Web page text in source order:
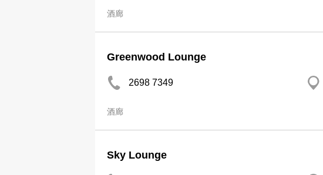
酒廊
Greenwood Lounge
2698 7349
酒廊
Sky Lounge